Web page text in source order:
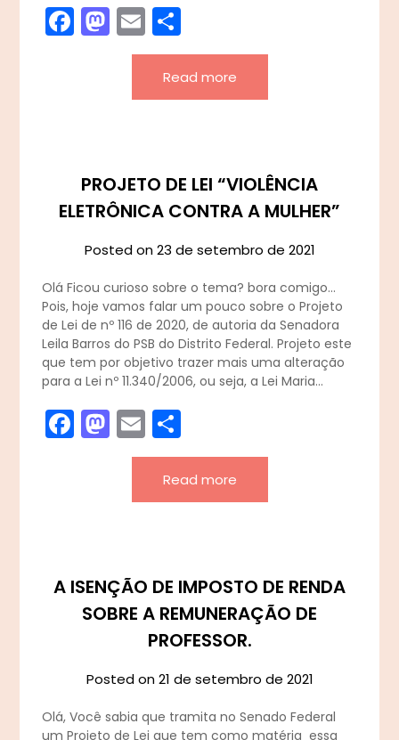
Facebook
Mastodon
Email
Read more
PROJETO DE LEI “VIOLÊNCIA
ELETRÔNICA CONTRA A MULHER”
Posted on23 de setembro de 2021
Olá Ficou curioso sobre o tema? bora comigo…
Pois, hoje vamos falar um pouco sobre o Projeto
de Lei de nº 116 de 2020, de autoria da Senadora
Leila Barros do PSB do Distrito Federal. Projeto este
que tem por objetivo trazer mais uma alteração
para a Lei nº 11.340/2006, ou seja, a Lei Maria…
Facebook
Mastodon
Email
Read more
A ISENÇÃO DE IMPOSTO DE RENDA
SOBRE A REMUNERAÇÃO DE
PROFESSOR.
Posted on21 de setembro de 2021
Olá, Você sabia que tramita no Senado Federal
um Projeto de Lei que tem como matéria essa